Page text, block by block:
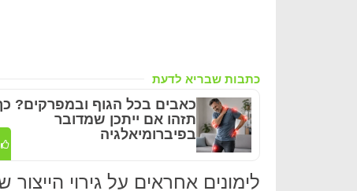
כתבות שבריא לדעת
כאבים בכל הגוף ובמפרקים?
תזהו אם ייתכן שמדובר
בפיברומיאלגיה
לימונים אחראים על גירוי